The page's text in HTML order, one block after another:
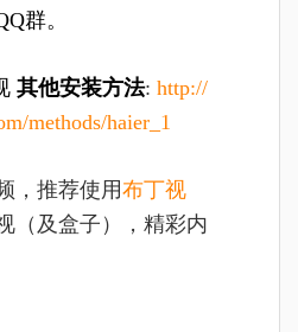
群。
其他安装方法: http://
methods/haier_1
，推荐使用布丁视
（及盒子），精彩内